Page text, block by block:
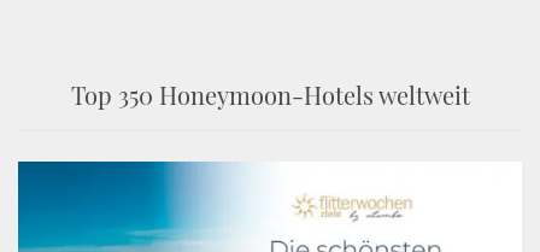
Top 350 Honeymoon-Hotels weltweit